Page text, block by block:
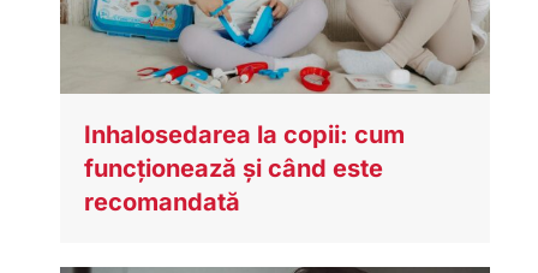
Inhalosedarea la copii: cum
funcționează și când este
recomandată